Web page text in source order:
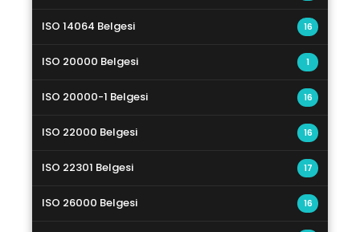
ISO 14064 Belgesi 16
ISO 20000 Belgesi 1
ISO 20000-1 Belgesi 16
ISO 22000 Belgesi 16
ISO 22301 Belgesi 17
ISO 26000 Belgesi 16